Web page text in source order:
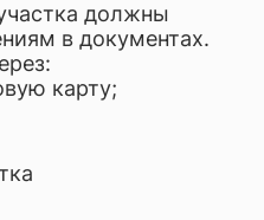
должны
в документах.
карту;